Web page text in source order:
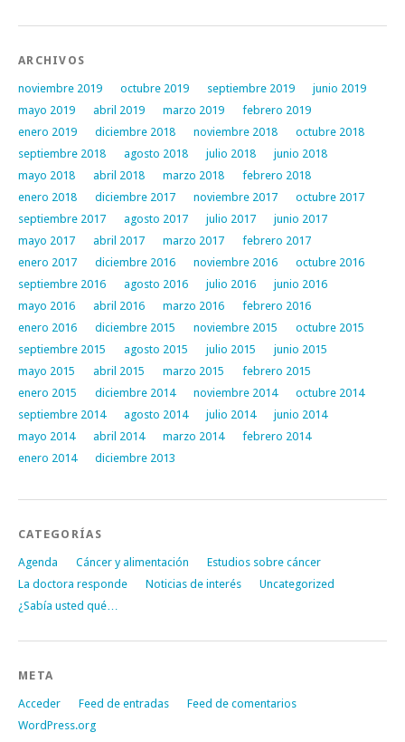
ARCHIVOS
noviembre 2019 octubre 2019 septiembre 2019
junio 2019
mayo 2019
abril 2019 marzo 2019
febrero 2019
enero 2019
diciembre 2018 noviembre 2018
octubre 2018
septiembre 2018
agosto 2018 julio 2018
junio 2018
mayo 2018
abril 2018 marzo 2018
febrero 2018
enero 2018
diciembre 2017 noviembre 2017
octubre 2017
septiembre 2017
agosto 2017 julio 2017
junio 2017
mayo 2017
abril 2017 marzo 2017
febrero 2017
enero 2017
diciembre 2016 noviembre 2016
octubre 2016
septiembre 2016
agosto 2016 julio 2016
junio 2016
mayo 2016
abril 2016 marzo 2016
febrero 2016
enero 2016
diciembre 2015 noviembre 2015
octubre 2015
septiembre 2015
agosto 2015 julio 2015
junio 2015
mayo 2015
abril 2015 marzo 2015
febrero 2015
enero 2015
diciembre 2014 noviembre 2014
octubre 2014
septiembre 2014
agosto 2014 julio 2014
junio 2014
mayo 2014
abril 2014 marzo 2014
febrero 2014
enero 2014
diciembre 2013
CATEGORÍAS
Agenda Cáncer y alimentación
Estudios sobre cáncer
La doctora responde
Noticias de interés
Uncategorized
¿Sabía usted qué…
META
Acceder Feed de entradas
Feed de comentarios
WordPress.org